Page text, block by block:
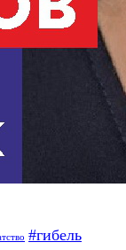
#гибель